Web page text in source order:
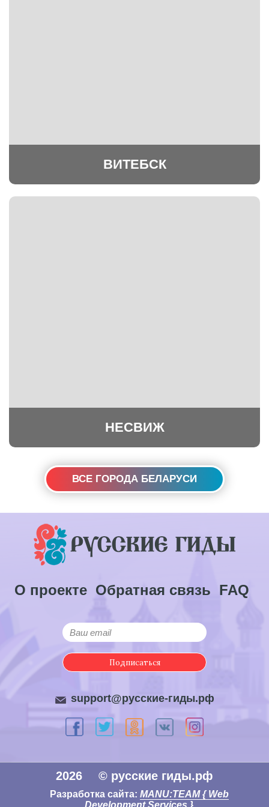
ВИТЕБСК
НЕСВИЖ
ВСЕ ГОРОДА БЕЛАРУСИ
О проекте Обратная связь FAQ
Подписаться
support@русские-гиды.рф
Разработка сайта: MANU:TEAM { Web
2026 © русские гиды.рф